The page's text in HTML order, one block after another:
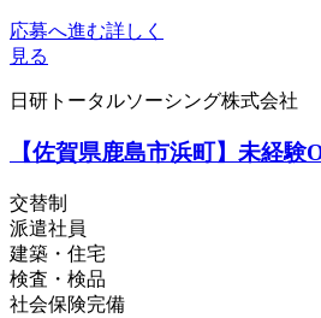
応募へ進む詳しく
見る
日研トータルソーシング株式会社
【佐賀県鹿島市浜町】未経
交替制
派遣社員
建築・住宅
検査・検品
社会保険完備